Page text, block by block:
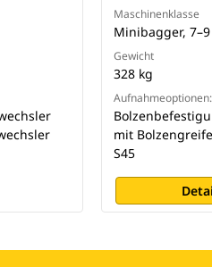
Maschinenklasse
Minibagger,
Gewicht
328 kg
mit
S45